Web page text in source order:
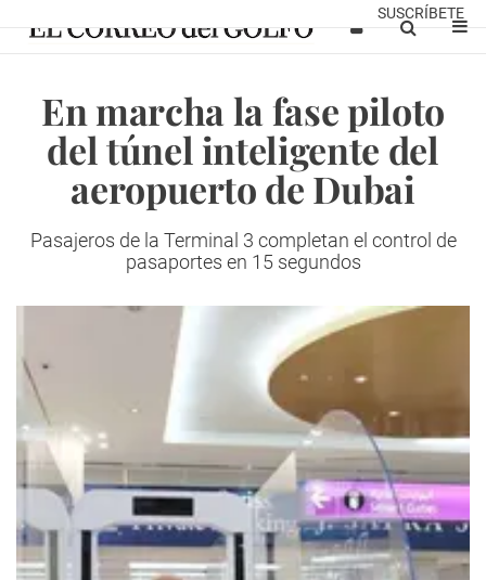
SUSCRÍBETE
En marcha la fase piloto
del túnel inteligente del
aeropuerto de Dubai
Pasajeros de la Terminal 3 completan el control de
pasaportes en 15 segundos